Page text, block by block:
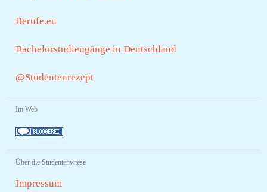
Berufe.eu
Bachelorstudiengänge in Deutschland
@Studentenrezept
Im Web
Über die Studentenwiese
Impressum